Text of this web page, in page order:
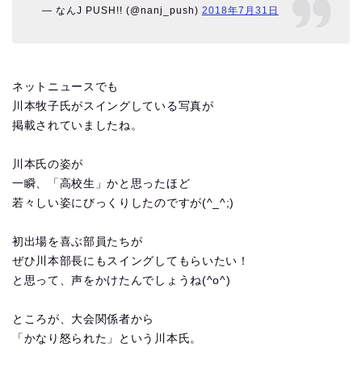
— なんJ PUSH!! (@nanj_push) 2018年7月31日
ネットニュースでも
川本牧子氏がスイングしている写真が
掲載されていましたね。
川本氏の姿が
一瞬、「高校生」かと思ったほど
若々しい姿にびっくりしたのですが(^_^;)
初出場を喜ぶ部員たちが
ぜひ川本部長にもスイングしてもらいたい！
と思って、声をかけたんでしょうね(^o^)
ところが、大会関係者から
「かなり怒られた」という川本氏。